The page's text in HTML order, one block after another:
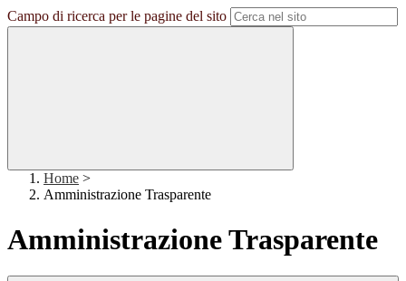
Campo di ricerca per le pagine del sito
Home >
Amministrazione Trasparente
Amministrazione Trasparente